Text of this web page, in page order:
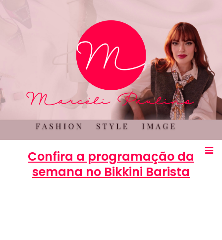
Confira a programação da
semana no Bikkini Barista